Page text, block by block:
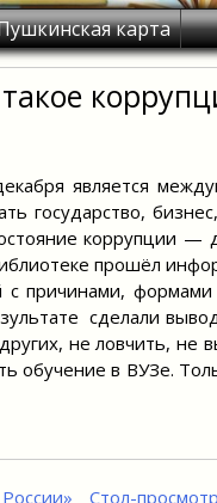
карта
является
государство,
коррупции —
прошёл
причинами, формами
сделали
не ловчить, не
обучение в ВУЗе.
Стол-